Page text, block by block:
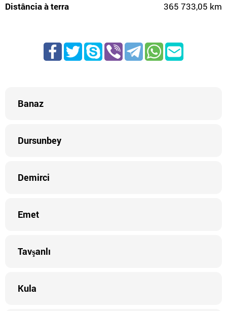
Distância à terra
365 733,05 km
Banaz
Dursunbey
Demirci
Emet
Tavşanlı
Kula